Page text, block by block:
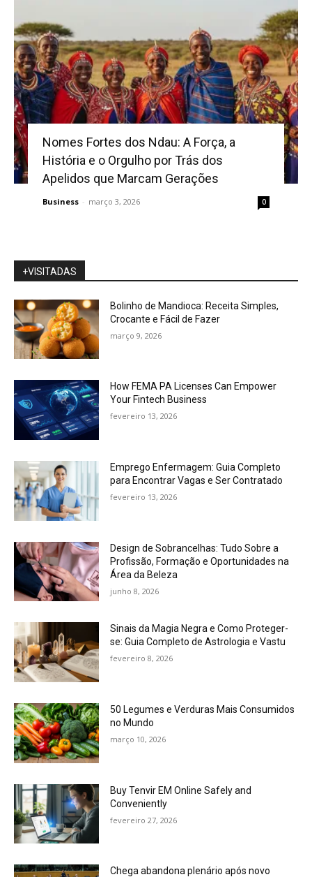
Nomes Fortes dos Ndau: A Força, a
História e o Orgulho por Trás dos
Apelidos que Marcam Gerações
Business - março 3, 2026 0
+VISITADAS
Bolinho de Mandioca: Receita Simples,
Crocante e Fácil de Fazer
março 9, 2026
How FEMA PA Licenses Can Empower
Your Fintech Business
fevereiro 13, 2026
Emprego Enfermagem: Guia Completo
para Encontrar Vagas e Ser Contratado
fevereiro 13, 2026
Design de Sobrancelhas: Tudo Sobre a
Profissão, Formação e Oportunidades na
Área da Beleza
junho 8, 2026
Sinais da Magia Negra e Como Proteger-
se: Guia Completo de Astrologia e Vastu
fevereiro 8, 2026
50 Legumes e Verduras Mais Consumidos
no Mundo
março 10, 2026
Buy Tenvir EM Online Safely and
Conveniently
fevereiro 27, 2026
Chega abandona plenário após novo